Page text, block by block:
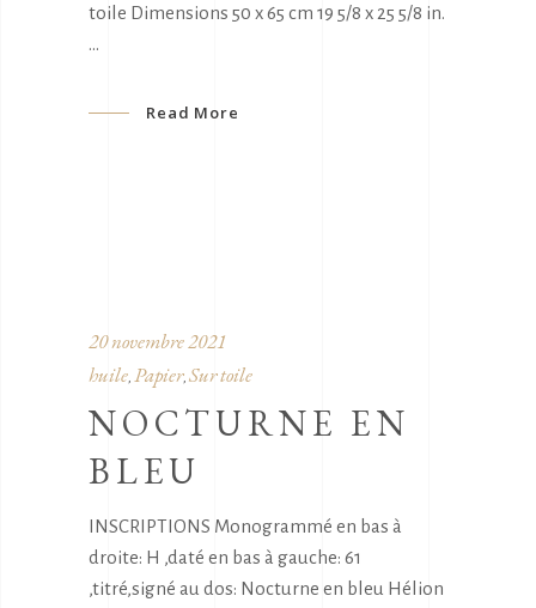
toile Dimensions 50 x 65 cm 19 5/8 x 25 5/8 in.
Read More
20 novembre 2021
huile, Papier, Sur toile
NOCTURNE EN
BLEU
INSCRIPTIONS Monogrammé en bas à
droite: H ,daté en bas à gauche: 61
,titré,signé au dos: Nocturne en bleu Hélion